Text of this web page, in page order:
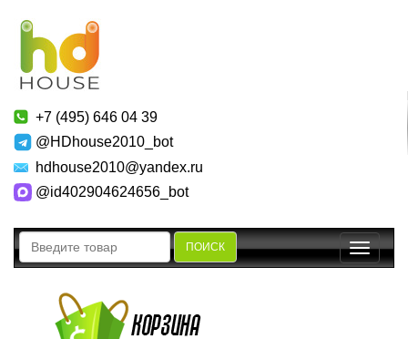
+7 (495) 646 04 39
@HDhouse2010_bot
hdhouse2010@yandex.ru
@id402904624656_bot
ПОИСК
Toggle